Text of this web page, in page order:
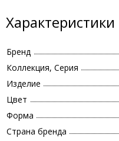
Характеристики
Бренд
Коллекция, Серия
Изделие
Цвет
Форма
Страна бренда